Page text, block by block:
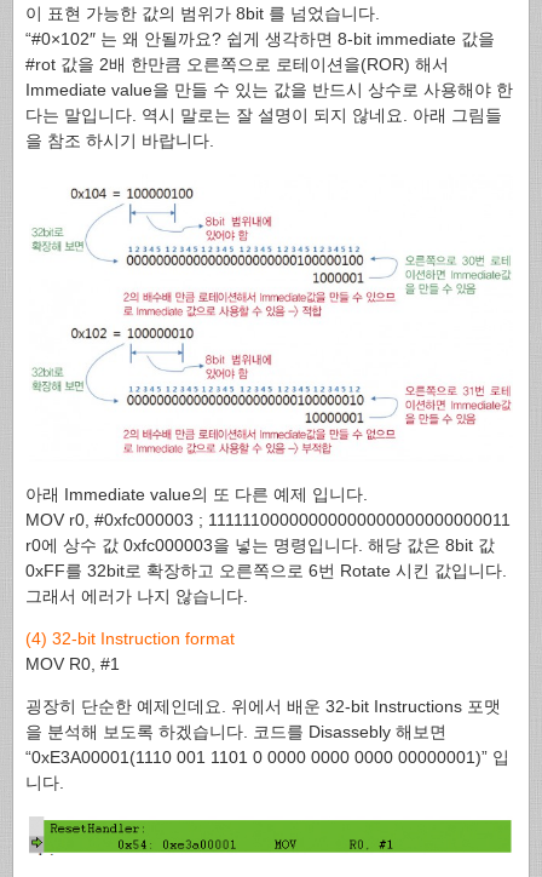
이 표현 가능한 값의 범위가 8bit 를 넘었습니다.
“#0×102″ 는 왜 안될까요? 쉽게 생각하면 8-bit immediate 값을
#rot 값을 2배 한만큼 오른쪽으로 로테이션을(ROR) 해서
Immediate value을 만들 수 있는 값을 반드시 상수로 사용해야 한
다는 말입니다. 역시 말로는 잘 설명이 되지 않네요. 아래 그림들
을 참조 하시기 바랍니다.
아래 Immediate value의 또 다른 예제 입니다.
MOV r0, #0xfc000003 ; 11111100000000000000000000000011
r0에 상수 값 0xfc000003을 넣는 명령입니다. 해당 값은 8bit 값
0xFF를 32bit로 확장하고 오른쪽으로 6번 Rotate 시킨 값입니다.
그래서 에러가 나지 않습니다.
(4) 32-bit Instruction format
MOV R0, #1
굉장히 단순한 예제인데요. 위에서 배운 32-bit Instructions 포맷
을 분석해 보도록 하겠습니다. 코드를 Disassebly 해보면
“0xE3A00001(1110 001 1101 0 0000 0000 0000 00000001)” 입
니다.